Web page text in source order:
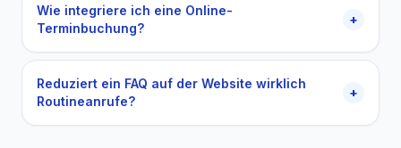
Wie integriere ich eine Online-
Terminbuchung?
+
Reduziert ein FAQ auf der Website wirklich
Routineanrufe?
+